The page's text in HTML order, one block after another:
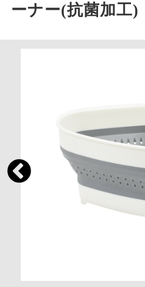
ーナー(抗菌加工)